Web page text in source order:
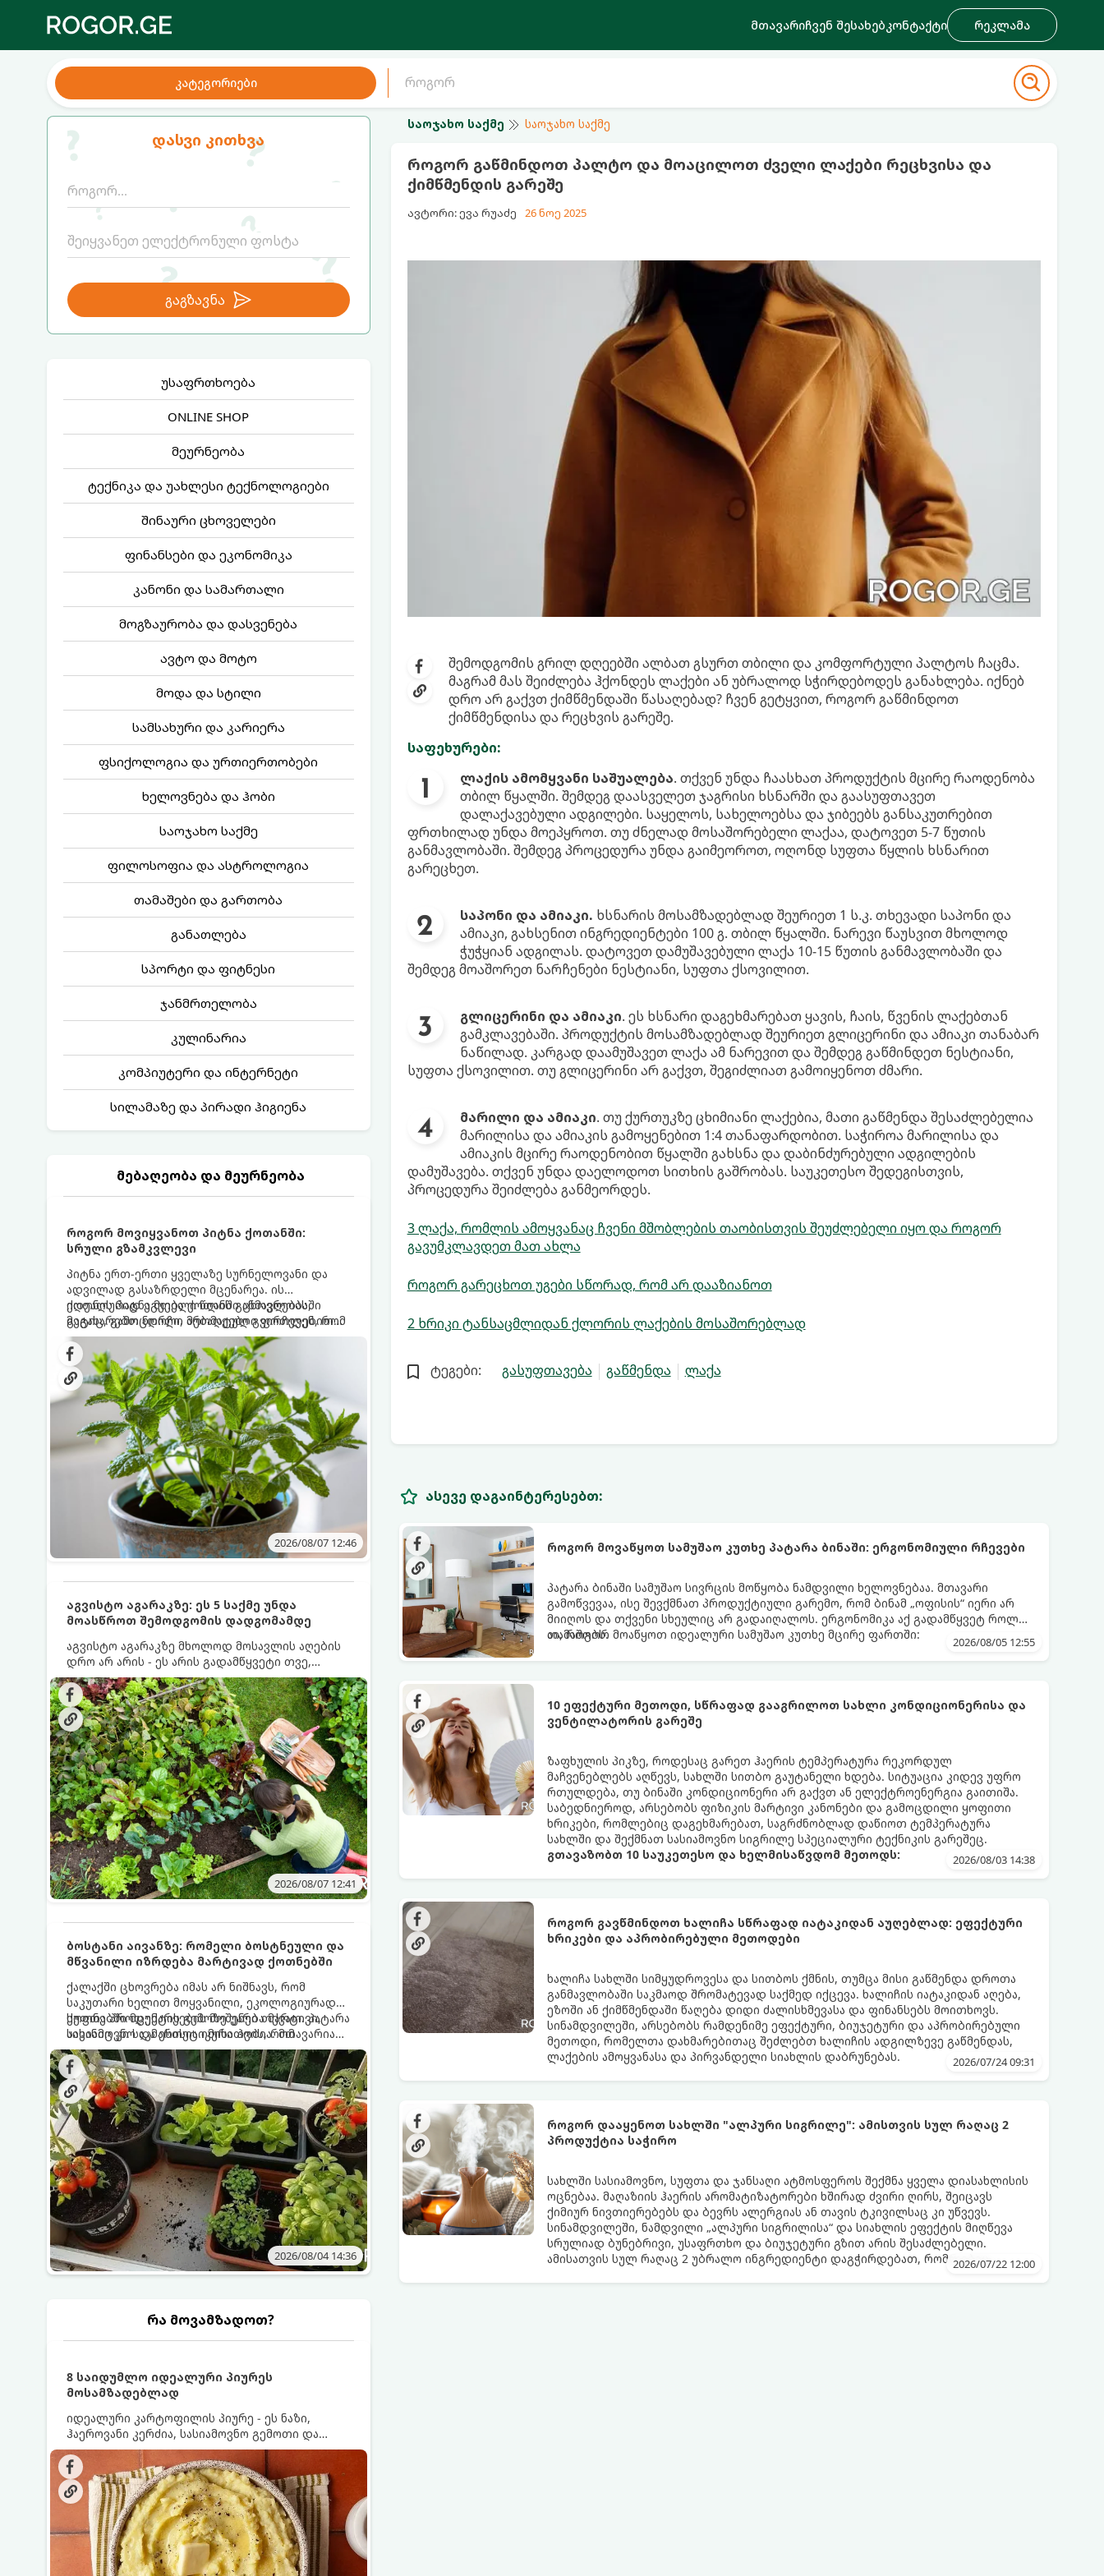
მთავარიჩვენ შესახებკონტაქტი რეკლამა
კატეგორიები
დასვი კითხვა
გაგზავნა
უსაფრთხოება
ONLINE SHOP
მეურნეობა
ტექნიკა და უახლესი ტექნოლოგიები
შინაური ცხოველები
ფინანსები და ეკონომიკა
კანონი და სამართალი
მოგზაურობა და დასვენება
ავტო და მოტო
მოდა და სტილი
სამსახური და კარიერა
ფსიქოლოგია და ურთიერთობები
ხელოვნება და ჰობი
საოჯახო საქმე
ფილოსოფია და ასტროლოგია
თამაშები და გართობა
განათლება
სპორტი და ფიტნესი
ჯანმრთელობა
კულინარია
კომპიუტერი და ინტერნეტი
სილამაზე და პირადი ჰიგიენა
მებაღეობა და მეურნეობა
როგორ მოვიყვანოთ პიტნა ქოთანში:
სრული გზამკვლევი
პიტნა ერთ-ერთი ყველაზე სურნელოვანი და
ადვილად გასაზრდელი მცენარეა. ის
იდეალურად ეგუება ქოთანში ცხოვრებას,
მეტიც, გამოცდილი მებაღეები გვირჩევენ, რომ
პიტნა მხოლოდ ქოთანში მოვიყვანოთ, რადგან
ღია გრუნტში (ბაღში) დარგვისას ის ფესვებით
ძალიან სწრაფად ვრცელდება და სხვა
მცენარეებს ავიწროებს.
ქოთნის პიტნა მთელი წლის განმავლობაში
გაგახარებთ ნორჩი, არომატული ფოთლებით
ჩაის, ლიმონათისა თუ კერძებისთვის.
2026/08/07 12:46
აგვისტო აგარაკზე: ეს 5 საქმე უნდა
მოასწროთ შემოდგომის დადგომამდე
აგვისტო აგარაკზე მხოლოდ მოსავლის აღების
დრო არ არის - ეს არის გადამწყვეტი თვე,
როდესაც საფუძველი ეყრება მომავალი წლის
მოსავალს და ბაღი მზადდება შემოდგომა-
ზამთრის სეზონისთვის. იმისათვის, რომ
ნიადაგმა ენერგია აღიდგინოს, ხოლო
მცენარეებმა ზამთარს გაუძლონ, აგვისტოს
ბოლომდე 5 მნიშვნელოვანი საქმის გაკეთება
უნდა მოასწროთ:
2026/08/07 12:41
ბოსტანი აივანზე: რომელი ბოსტნეული და
მწვანილი იზრდება მარტივად ქოთნებში
ქალაქში ცხოვრება იმას არ ნიშნავს, რომ
საკუთარი ხელით მოყვანილი, ეკოლოგიურად
სუფთა პროდუქტის გემოზე უარი თქვათ. პატარა
აივანიც კი საკმარისია იმისათვის, რომ
მოიწყოთ მინი-ბოსტანი, საიდანაც
ყოველდღიურად ახალ, არომატულ მწვანილსა
და ბოსტნეულს მოკრეფთ.
ქოთნებში მცენარეების მოშენება მარტივი,
სასიამოვნო და ესთეტიკური ჰობია. მთავარია
იცოდეთ, რომელი კულტურები ეგუებიან
ქოთნის პირობებს ყველაზე კარგად და როგორ
მოუაროთ მათ სწორად.
2026/08/04 14:36
რა მოვამზადოთ?
8 საიდუმლო იდეალური პიურეს
მოსამზადებლად
იდეალური კარტოფილის პიურე - ეს ნაზი,
ჰაეროვანი კერძია, სასიამოვნო გემოთი და
ნაღების-მოყვითალო ფერით. მისი მომზადება
ძალიან მარტივია, მაგრამ არსებობს რამდენიმე
საიდუმლო, რომლებიც უნდა იცოდეთ, რომ
პიურე იდეალურად გემრიელი გამოვიდეს.
საოჯახო საქმე საოჯახო საქმე
როგორ გაწმინდოთ პალტო და მოაცილოთ ძველი ლაქები რეცხვისა და
ქიმწმენდის გარეშე
ავტორი: ევა რუაძე 26 ნოე 2025
შემოდგომის გრილ დღეებში ალბათ გსურთ თბილი და კომფორტული პალტოს ჩაცმა.
მაგრამ მას შეიძლება ჰქონდეს ლაქები ან უბრალოდ სჭირდებოდეს განახლება. იქნებ
დრო არ გაქვთ ქიმწმენდაში წასაღებად? ჩვენ გეტყვით, როგორ გაწმინდოთ
ქიმწმენდისა და რეცხვის გარეშე.
საფეხურები:
ლაქის ამომყვანი საშუალება. თქვენ უნდა ჩაასხათ პროდუქტის მცირე რაოდენობა
თბილ წყალში. შემდეგ დაასველეთ ჯაგრისი ხსნარში და გაასუფთავეთ
დალაქავებული ადგილები. საყელოს, სახელოებსა და ჯიბეებს განსაკუთრებით
ფრთხილად უნდა მოეპყროთ. თუ ძნელად მოსაშორებელი ლაქაა, დატოვეთ 5-7 წუთის
განმავლობაში. შემდეგ პროცედურა უნდა გაიმეოროთ, ოღონდ სუფთა წყლის ხსნარით
გარეცხეთ.
საპონი და ამიაკი. ხსნარის მოსამზადებლად შეურიეთ 1 ს.კ. თხევადი საპონი და
ამიაკი, გახსენით ინგრედიენტები 100 გ. თბილ წყალში. ნარევი წაუსვით მხოლოდ
ჭუჭყიან ადგილას. დატოვეთ დამუშავებული ლაქა 10-15 წუთის განმავლობაში და
შემდეგ მოაშორეთ ნარჩენები ნესტიანი, სუფთა ქსოვილით.
გლიცერინი და ამიაკი. ეს ხსნარი დაგეხმარებათ ყავის, ჩაის, წვენის ლაქებთან
გამკლავებაში. პროდუქტის მოსამზადებლად შეურიეთ გლიცერინი და ამიაკი თანაბარ
ნაწილად. კარგად დაამუშავეთ ლაქა ამ ნარევით და შემდეგ გაწმინდეთ ნესტიანი,
სუფთა ქსოვილით. თუ გლიცერინი არ გაქვთ, შეგიძლიათ გამოიყენოთ ძმარი.
მარილი და ამიაკი. თუ ქურთუკზე ცხიმიანი ლაქებია, მათი გაწმენდა შესაძლებელია
მარილისა და ამიაკის გამოყენებით 1:4 თანაფარდობით. საჭიროა მარილისა და
ამიაკის მცირე რაოდენობით წყალში გახსნა და დაბინძურებული ადგილების
დამუშავება. თქვენ უნდა დაელოდოთ სითხის გაშრობას. საუკეთესო შედეგისთვის,
პროცედურა შეიძლება განმეორდეს.
3 ლაქა, რომლის ამოყვანაც ჩვენი მშობლების თაობისთვის შეუძლებელი იყო და როგორ
გავუმკლავდეთ მათ ახლა
როგორ გარეცხოთ უგები სწორად, რომ არ დააზიანოთ
2 ხრიკი ტანსაცმლიდან ქლორის ლაქების მოსაშორებლად
ტეგები: გასუფთავება გაწმენდა ლაქა
ასევე დაგაინტერესებთ:
როგორ მოვაწყოთ სამუშაო კუთხე პატარა ბინაში: ერგონომიული რჩევები
პატარა ბინაში სამუშაო სივრცის მოწყობა ნამდვილი ხელოვნებაა. მთავარი
გამოწვევაა, ისე შევქმნათ პროდუქტიული გარემო, რომ ბინამ „ოფისის“ იერი არ
მიიღოს და თქვენი სხეულიც არ გადაიღალოს. ერგონომიკა აქ გადამწყვეტ როლს
თამაშობს.
აი, როგორ მოაწყოთ იდეალური სამუშაო კუთხე მცირე ფართში: 2026/08/05 12:55
10 ეფექტური მეთოდი, სწრაფად გააგრილოთ სახლი კონდიციონერისა და
ვენტილატორის გარეშე
ზაფხულის პიკზე, როდესაც გარეთ ჰაერის ტემპერატურა რეკორდულ
მაჩვენებლებს აღწევს, სახლში სითბო გაუტანელი ხდება. სიტუაცია კიდევ უფრო
რთულდება, თუ ბინაში კონდიციონერი არ გაქვთ ან ელექტროენერგია გაითიშა.
საბედნიეროდ, არსებობს ფიზიკის მარტივი კანონები და გამოცდილი ყოფითი
ხრიკები, რომლებიც დაგეხმარებათ, საგრძნობლად დაწიოთ ტემპერატურა
სახლში და შექმნათ სასიამოვნო სიგრილე სპეციალური ტექნიკის გარეშეც.
გთავაზობთ 10 საუკეთესო და ხელმისაწვდომ მეთოდს:
2026/08/03 14:38
როგორ გავწმინდოთ ხალიჩა სწრაფად იატაკიდან აუღებლად: ეფექტური
ხრიკები და აპრობირებული მეთოდები
ხალიჩა სახლში სიმყუდროვესა და სითბოს ქმნის, თუმცა მისი გაწმენდა დროთა
განმავლობაში საკმაოდ შრომატევად საქმედ იქცევა. ხალიჩის იატაკიდან აღება,
ეზოში ან ქიმწმენდაში წაღება დიდი ძალისხმევასა და ფინანსებს მოითხოვს.
სინამდვილეში, არსებობს რამდენიმე ეფექტური, ბიუჯეტური და აპრობირებული
მეთოდი, რომელთა დახმარებითაც შეძლებთ ხალიჩის ადგილზევე გაწმენდას,
ლაქების ამოყვანასა და პირვანდელი სიახლის დაბრუნებას.
2026/07/24 09:31
როგორ დააყენოთ სახლში "ალპური სიგრილე": ამისთვის სულ რაღაც 2
პროდუქტია საჭირო
სახლში სასიამოვნო, სუფთა და ჯანსაღი ატმოსფეროს შექმნა ყველა დიასახლისის
ოცნებაა. მაღაზიის ჰაერის არომატიზატორები ხშირად ძვირი ღირს, შეიცავს
ქიმიურ ნივთიერებებს და ბევრს ალერგიას ან თავის ტკივილსაც კი უწვევს.
სინამდვილეში, ნამდვილი „ალპური სიგრილისა“ და სიახლის ეფექტის მიღწევა
სრულიად ბუნებრივი, უსაფრთხო და ბიუჯეტური გზით არის შესაძლებელი.
ამისათვის სულ რაღაც 2 უბრალო ინგრედიენტი დაგჭირდებათ, რომლებიც2026/07/22 12:00